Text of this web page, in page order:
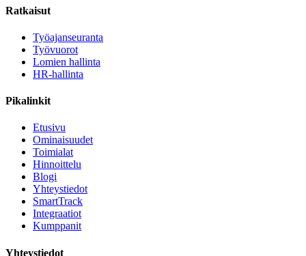
Ratkaisut
Työajanseuranta
Työvuorot
Lomien hallinta
HR-hallinta
Pikalinkit
Etusivu
Ominaisuudet
Toimialat
Hinnoittelu
Blogi
Yhteystiedot
SmartTrack
Integraatiot
Kumppanit
Yhteystiedot